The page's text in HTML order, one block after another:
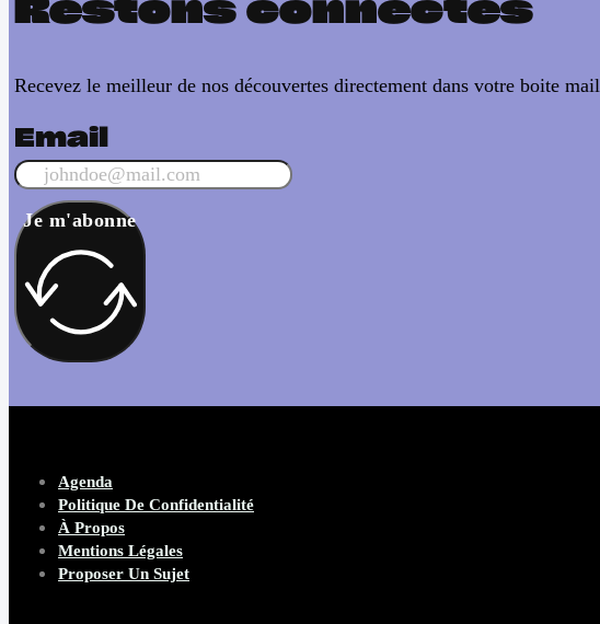
Restons connectés
Recevez le meilleur de nos découvertes directement dans votre boite mail
Email
Je m'abonne
Agenda
Politique De Confidentialité
À Propos
Mentions Légales
Proposer Un Sujet